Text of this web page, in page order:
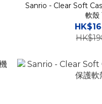
Sanrio - Clear Soft
軟殼